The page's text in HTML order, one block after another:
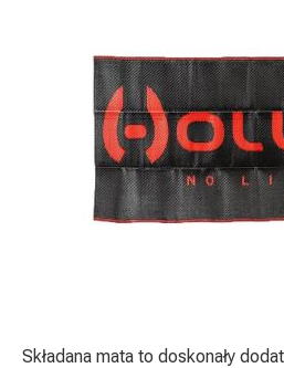
Składana mata to doskonały